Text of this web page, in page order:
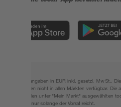
Alle Preisangaben in EUR inkl. gesetzl. MwSt..
Umständen nicht in allen Märkten verfügbar. Die
sich auf den unter "Mein Markt" ausgewählten
Produkte nur solange der Vorrat reicht.